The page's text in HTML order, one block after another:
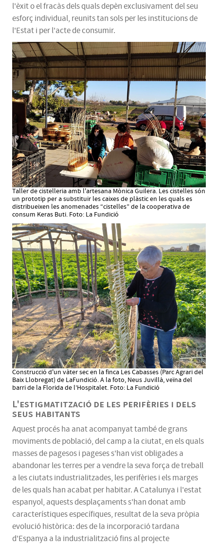
l'èxit o el fracàs dels quals depèn exclusivament del seu
esforç individual, reunits tan sols per les institucions de
l'Estat i per l'acte de consumir.
Taller de cistelleria amb l'artesana Mònica Guilera. Les cistelles són
un prototip per a substituir les caixes de plàstic en les quals es
distribueixen les anomenades “cistelles” de la cooperativa de
consum Keras Buti. Foto: La Fundició
Construcció d'un vàter sec en la finca Les Cabasses (Parc Agrari del
Baix Llobregat) de LaFundició. A la foto, Neus Juvillà, veïna del
barri de la Florida de l’Hospitalet. Foto: La Fundició
L'estigmatització de les perifèries i dels
seus habitants
Aquest procés ha anat acompanyat també de grans
moviments de població, del camp a la ciutat, en els quals
masses de pagesos i pageses s'han vist obligades a
abandonar les terres per a vendre la seva força de treball
a les ciutats industrialitzades, les perifèries i els marges
de les quals han acabat per habitar. A Catalunya i l'estat
espanyol, aquests desplaçaments s'han donat amb
característiques específiques, resultat de la seva pròpia
evolució històrica: des de la incorporació tardana
d'Espanya a la industrialització fins al projecte